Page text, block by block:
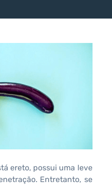
ereto, possui uma leve
Entretanto, se